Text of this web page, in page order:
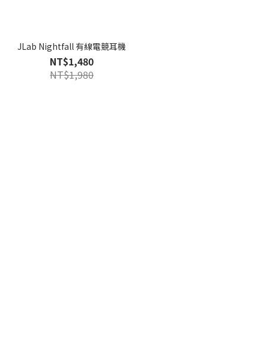
JLab Nightfall 有線電競耳機
NT$1,480
NT$1,980